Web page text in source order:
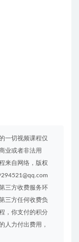
一切视频课程仅
业或者非法用
来自网络，版权
三方收费服务环
三方任何收费负
，你支付的积分
人力付出费用，